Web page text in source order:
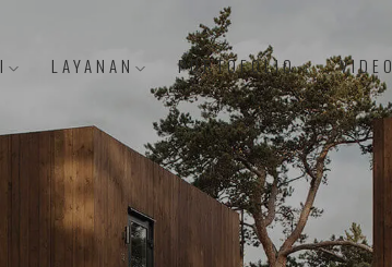
LAYANAN PORTOFOLIO VIDEO